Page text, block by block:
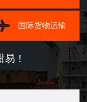
国际货物运输
！